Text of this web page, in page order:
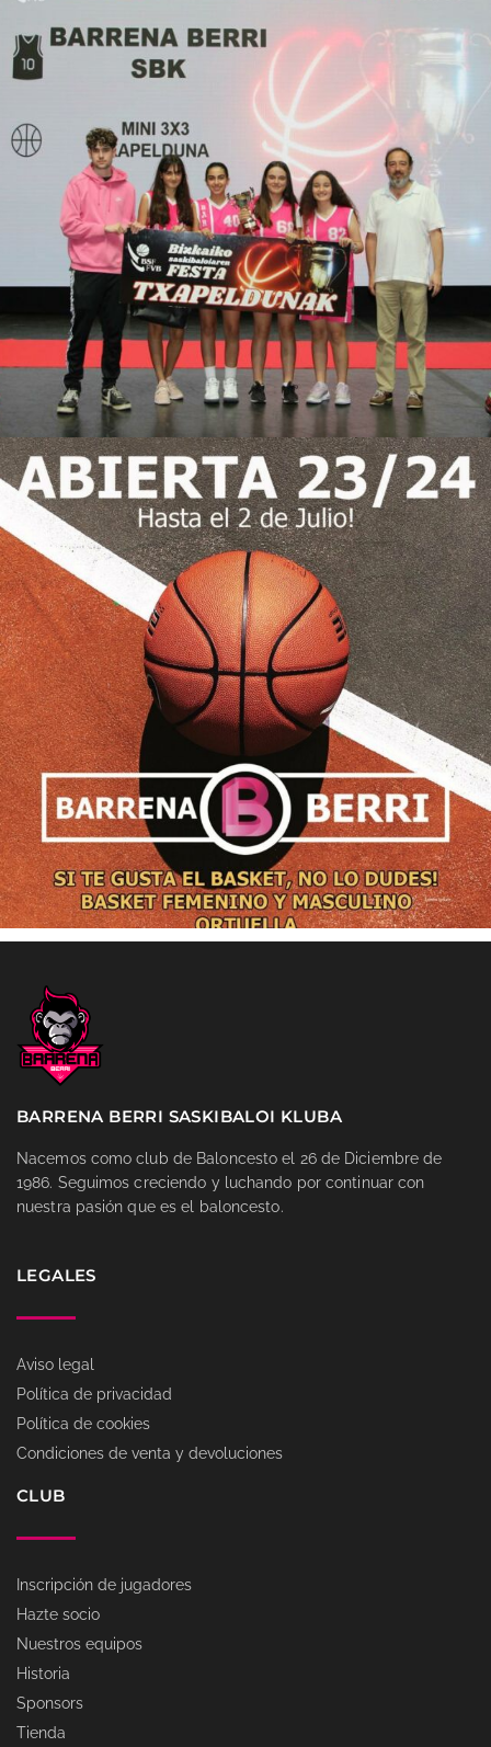
BARRENA BERRI SASKIBALOI KLUBA
Nacemos como club de Baloncesto el 26 de Diciembre de
1986. Seguimos creciendo y luchando por continuar con
nuestra pasión que es el baloncesto.
LEGALES
Aviso legal
Política de privacidad
Política de cookies
Condiciones de venta y devoluciones
CLUB
Inscripción de jugadores
Hazte socio
Nuestros equipos
Historia
Sponsors
Tienda